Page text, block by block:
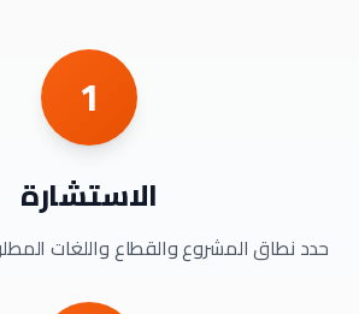
1
الاستشارة
حدد نطاق المشروع والقطاع واللغات